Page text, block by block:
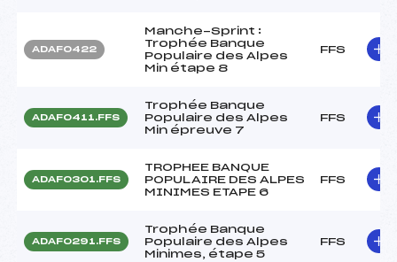
ADAF0422
Manche-Sprint :
Trophée Banque
Populaire des Alpes
Min étape 8
FFS
ADAF0411.FFS
Trophée Banque
Populaire des Alpes
Min épreuve 7
FFS
ADAF0301.FFS
TROPHEE BANQUE
POPULAIRE DES ALPES
MINIMES ETAPE 6
FFS
ADAF0291.FFS
Trophée Banque
Populaire des Alpes
Minimes, étape 5
FFS